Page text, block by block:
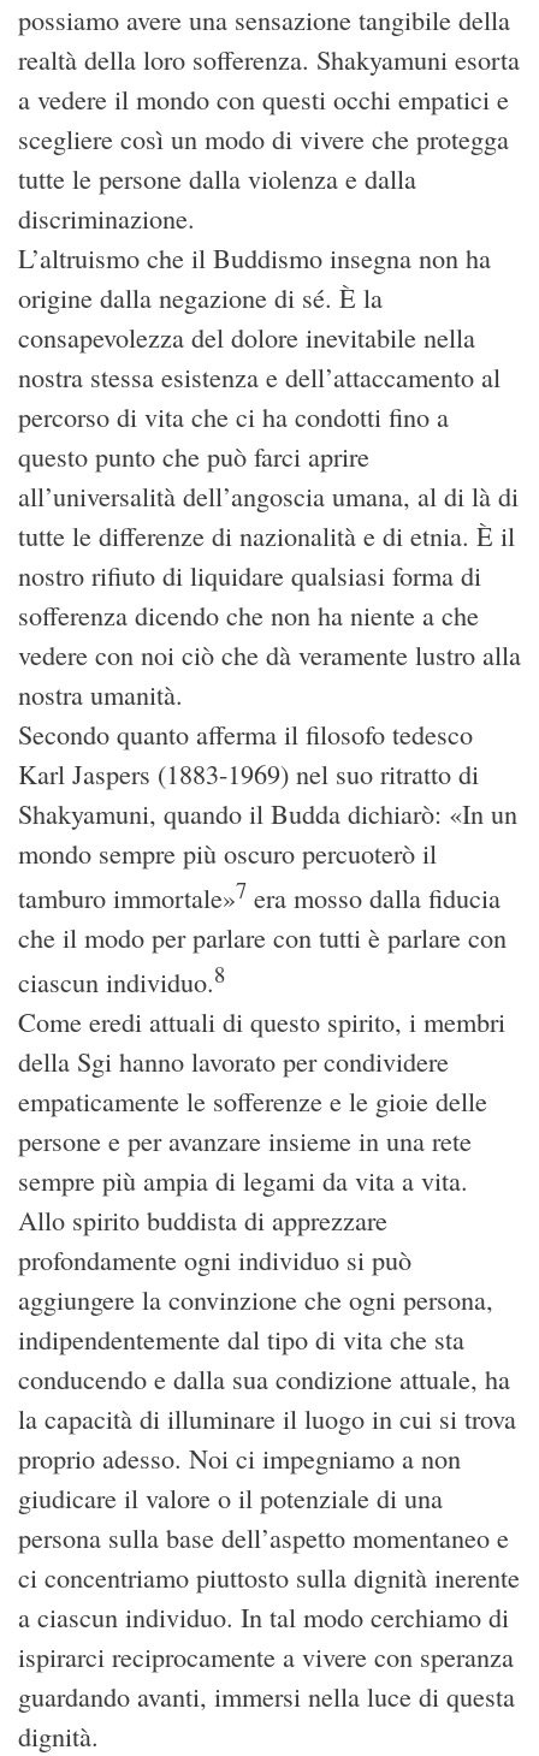
possiamo avere una sensazione tangibile della
realtà della loro sofferenza. Shakyamuni esorta
a vedere il mondo con questi occhi empatici e
scegliere così un modo di vivere che protegga
tutte le persone dalla violenza e dalla
discriminazione.
L’altruismo che il Buddismo insegna non ha
origine dalla negazione di sé. È la
consapevolezza del dolore inevitabile nella
nostra stessa esistenza e dell’attaccamento al
percorso di vita che ci ha condotti fino a
questo punto che può farci aprire
all’universalità dell’angoscia umana, al di là di
tutte le differenze di nazionalità e di etnia. È il
nostro rifiuto di liquidare qualsiasi forma di
sofferenza dicendo che non ha niente a che
vedere con noi ciò che dà veramente lustro alla
nostra umanità.
Secondo quanto afferma il filosofo tedesco
Karl Jaspers (1883-1969) nel suo ritratto di
Shakyamuni, quando il Budda dichiarò: «In un
mondo sempre più oscuro percuoterò il
tamburo immortale»7 era mosso dalla fiducia
che il modo per parlare con tutti è parlare con
ciascun individuo.8
Come eredi attuali di questo spirito, i membri
della Sgi hanno lavorato per condividere
empaticamente le sofferenze e le gioie delle
persone e per avanzare insieme in una rete
sempre più ampia di legami da vita a vita.
Allo spirito buddista di apprezzare
profondamente ogni individuo si può
aggiungere la convinzione che ogni persona,
indipendentemente dal tipo di vita che sta
conducendo e dalla sua condizione attuale, ha
la capacità di illuminare il luogo in cui si trova
proprio adesso. Noi ci impegniamo a non
giudicare il valore o il potenziale di una
persona sulla base dell’aspetto momentaneo e
ci concentriamo piuttosto sulla dignità inerente
a ciascun individuo. In tal modo cerchiamo di
ispirarci reciprocamente a vivere con speranza
guardando avanti, immersi nella luce di questa
dignità.